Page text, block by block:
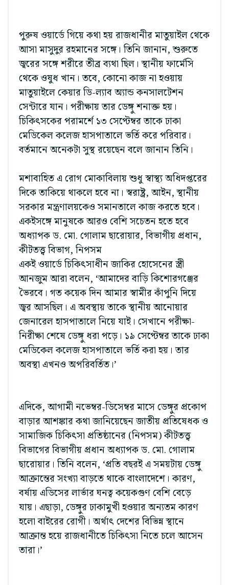
পুরুষ ওয়ার্ডে গিয়ে কথা হয় রাজধানীর মাতুয়াইল থেকে
আসা মাসুদুর রহমানের সঙ্গে। তিনি জানান, শুরুতে
জ্বরের সঙ্গে শরীরে তীব্র ব্যথা ছিল। স্থানীয় ফার্মেসি
থেকে ওষুধ খান। তবে, কোনো কাজ না হওয়ায়
মাতুয়াইলে কেয়ার ডি-ল্যাব অ্যান্ড কনসালটেশন
সেন্টারে যান। পরীক্ষায় তার ডেঙ্গু শনাক্ত হয়।
চিকিৎসকের পরামর্শে ১৩ সেপ্টেম্বর তাকে ঢাকা
মেডিকেল কলেজ হাসপাতালে ভর্তি করে পরিবার।
বর্তমানে অনেকটা সুস্থ রয়েছেন বলে জানান তিনি।
মশাবাহিত এ রোগ মোকাবিলায় শুধু স্বাস্থ্য অধিদপ্তরের
দিকে তাকিয়ে থাকলে হবে না। স্বরাষ্ট্র, আইন, স্থানীয়
সরকার মন্ত্রণালয়কেও সমানতালে কাজ করতে হবে।
একইসঙ্গে মানুষকে আরও বেশি সচেতন হতে হবে
অধ্যাপক ড. মো. গোলাম ছারোয়ার, বিভাগীয় প্রধান,
কীটতত্ত্ব বিভাগ, নিপসম
একই ওয়ার্ডে চিকিৎসাধীন জাকির হোসেনের স্ত্রী
আনজুম আরা বলেন, ‘আমাদের বাড়ি কিশোরগঞ্জের
ভৈরবে। গত কয়েক দিন আমার স্বামীর কাঁপুনি দিয়ে
জ্বর আসছিল। এ অবস্থায় তাকে স্থানীয় আনোয়ার
জেনারেল হাসপাতালে নিয়ে যাই। সেখানে পরীক্ষা-
নিরীক্ষা শেষে ডেঙ্গু ধরা পড়ে। ১৯ সেপ্টেম্বর তাকে ঢাকা
মেডিকেল কলেজ হাসপাতালে ভর্তি করা হয়। তার
অবস্থা এখনও অপরিবর্তিত।’
এদিকে, আগামী নভেম্বর-ডিসেম্বর মাসে ডেঙ্গুর প্রকোপ
বাড়ার আশঙ্কার কথা জানিয়েছেন জাতীয় প্রতিষেধক ও
সামাজিক চিকিৎসা প্রতিষ্ঠানের (নিপসম) কীটতত্ত্ব
বিভাগের বিভাগীয় প্রধান অধ্যাপক ড. মো. গোলাম
ছারোয়ার। তিনি বলেন, ‘প্রতি বছরই এ সময়টায় ডেঙ্গু
আক্রান্তের সংখ্যা বাড়তে থাকে বাংলাদেশে। কারণ,
বর্ষায় এডিসের লার্ভার ঘনত্ব কয়েকগুণ বেশি বেড়ে
যায়। এছাড়া, ডেঙ্গুর ঢাকামুখী হওয়ার অন্যতম কারণ
হলো বাইরের রোগী। অর্থাৎ দেশের বিভিন্ন স্থানে
আক্রান্ত হয়ে রাজধানীতে চিকিৎসা নিতে চলে আসেন
তারা।’